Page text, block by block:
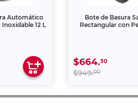
Automático
Inoxidable 12 L
Bote de Basura
Rectangular con
$664.30
$949.00